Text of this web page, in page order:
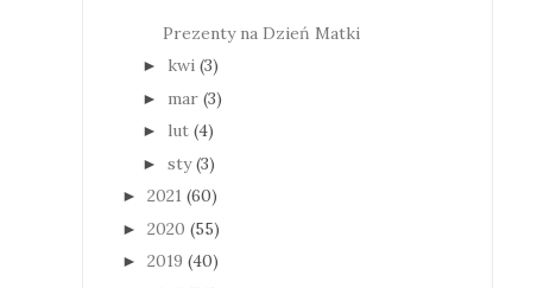
Prezenty na Dzień Matki
► kwi (3)
► mar (3)
► lut (4)
► sty (3)
► 2021 (60)
► 2020 (55)
► 2019 (40)